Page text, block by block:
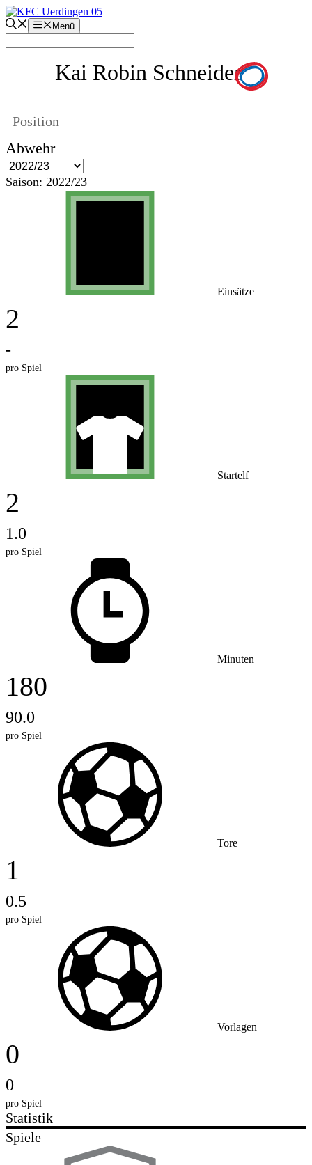
Zum
Inhalt
springen
Menü
Kai Robin Schneider
Position
Abwehr
Saison: 2022/23
Einsätze
2
-
pro Spiel
Startelf
2
1.0
pro Spiel
Minuten
180
90.0
pro Spiel
Tore
1
0.5
pro Spiel
Vorlagen
0
0
pro Spiel
Statistik
Spiele